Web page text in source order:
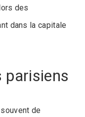
des
dans la capitale
parisiens
de